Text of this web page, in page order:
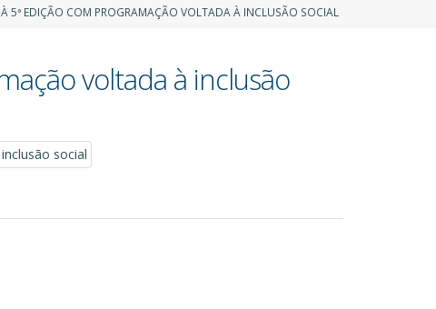
5ª EDIÇÃO COM PROGRAMAÇÃO VOLTADA À INCLUSÃO SOCIAL
voltada à inclusão